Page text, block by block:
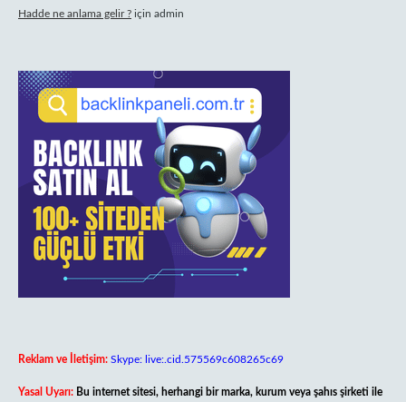
Hadde ne anlama gelir ? için admin
Reklam ve İletişim: Skype: live:.cid.575569c608265c69
Yasal Uyarı: Bu internet sitesi, herhangi bir marka, kurum veya şahıs şirketi ile